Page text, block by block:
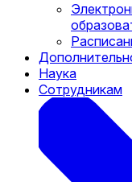
Наука
Сотрудникам